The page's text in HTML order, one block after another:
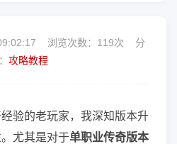
浏览次数： 119次 分
攻略教程
验的老玩家，我深知版本升
尤其是对于单职业传奇版本